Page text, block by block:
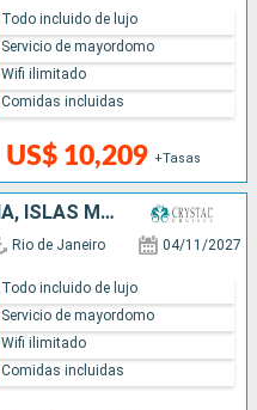
US$ 10,209 +Tasas
Todo incluido de lujo
Servicio de mayordomo
Wifi ilimitado
Comidas incluidas
BRASIL, URUGUAY, ARGENTINA, ISLAS MALVINAS, CHILE
Rio de Janeiro 04/11/2027
Todo incluido de lujo
Servicio de mayordomo
Wifi ilimitado
Comidas incluidas